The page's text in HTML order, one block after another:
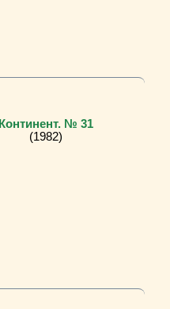
Континент. № 31
(1982)